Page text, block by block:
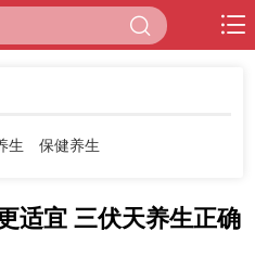
生 保健养生
适宜 三伏天养生正确